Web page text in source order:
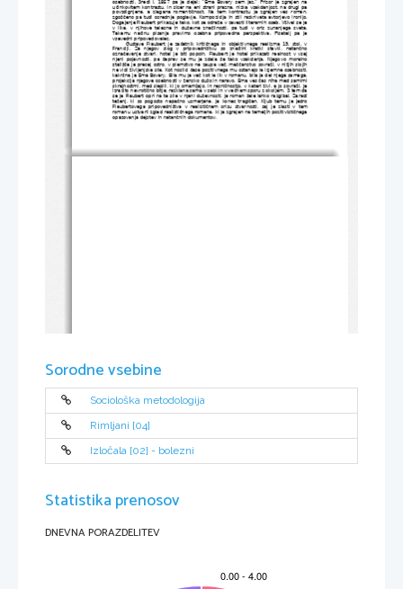
osebnosti. Sredi l. 1857 pa je dejal: "Ema Bovary sem jaz." Prizor je zgrajen na
učinkovitem kontrastu, in sicer na eni strani prazna, nizka vsakdanjost, na drugi pa
povzdignjena,  a zlagana romantičnost. Na tem kontrastu je zgrajen ves roman,
zgoščeno pa tudi osrednje poglavje. Kompozicija in stil razkrivata avtorjevo ironijo.
Dogajanje Flaubert prikazuje tako, kot se odraža v zavesti literarnih oseb. Vživel se je
v like, v njihove telesne in duševne značilnosti, pa tudi v oris zunanjega sveta.
Takemu   načinu   pisanja   pravimo   osebna   pripovedna   perspektiva.   Pisatelj   pa   je
vsevedni pripovedovalec.
Gustave Flaubert je začetnik kritičnega in objektivnega realizma 19. stol. v
Franciji.   Za   njegov   slog   v   pripovedništvu   so   značilni   kratki   stavki,   natančno
označevanje stvari, hotel je biti popoln. Flaubert je hotel prikazati realnost v vsej
njeni pojavnosti, pa čeprav se mu je zdela še tako vsakdanja. Njegovo moralno
stališče je precej ostro, v plemstvo ne zaupa več, meščanstvo sovraži, v nižjih slojih
ne vidi življenjske sile. Kot nosilci česa pozitivnega mu ostanejo le izjemne osebnosti,
kakršna je Ema Bovary. Bila mu je več kot le lik v romanu, bila je del njega samega,
projekcija njegove osebnosti v žensko dušo in naravo. Ema ves čas niha med samimi
skrajnostmi, med slepili, ki jo omamljajo, in resničnostjo, v kateri živi, a jo sovraži. Je
izrazito nevrotično bitje, razklana sama v sebi in v večnem sporu z okoljem. S tem da
se je Flaubert oprl na te sile v njeni duševnosti, je roman šele lahko razgibal. Zaradi
teženj, ki so pogosto napačno usmerjene, je konec tragičen. Kljub temu je jedro
Flaubertovega pripovedništva v realističnem orisu stvarnosti, saj je zlasti v tem
romanu ustvaril zgled realističnega romana, ki je zgrajen na temeljih pozitivističnega
opazovanja dejstev in natančnih dokumentov.
Sorodne vsebine
Sociološka metodologija
Rimljani [04]
Izločala [02] - bolezni
Statistika prenosov
DNEVNA PORAZDELITEV